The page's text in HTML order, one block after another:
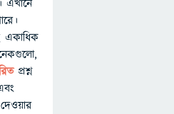
এখানে
একাধিক
প্রশ্ন